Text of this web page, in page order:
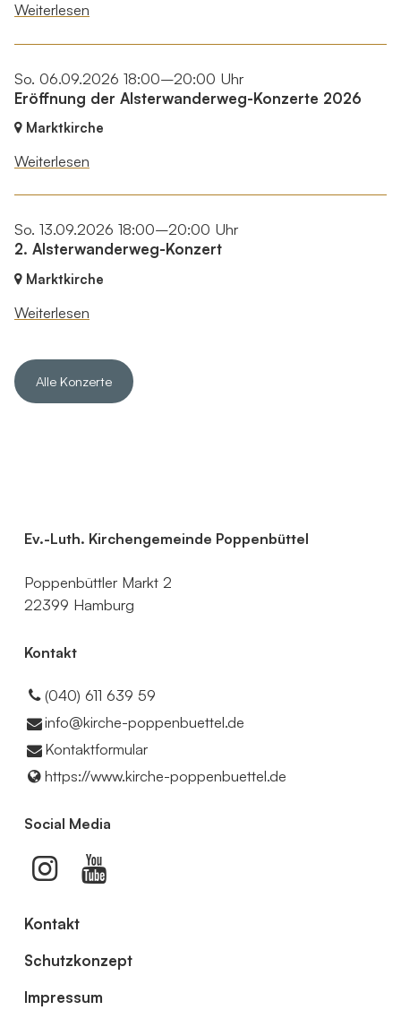
Weiterlesen
So. 06.09.2026 18:00–20:00 Uhr
Eröffnung der Alsterwanderweg-Konzerte 2026
Marktkirche
Weiterlesen
So. 13.09.2026 18:00–20:00 Uhr
2. Alsterwanderweg-Konzert
Marktkirche
Weiterlesen
Alle Konzerte
Ev.-Luth. Kirchengemeinde Poppenbüttel
Poppenbüttler Markt 2
22399 Hamburg
Kontakt
(040) 611 639 59
info@​kirche-poppenbuettel.​de
Kontaktformular
https://www.​kirche-poppenbuettel.​de
Social Media
Kontakt
Schutzkonzept
Impressum